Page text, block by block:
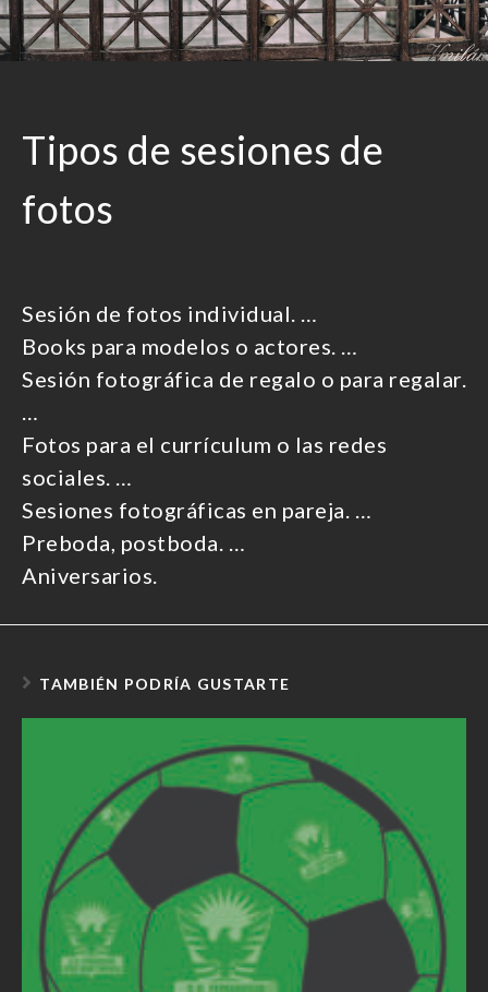
Tipos de sesiones de
fotos
Sesión de fotos individual. …
Books para modelos o actores. …
Sesión fotográfica de regalo o para regalar.
…
Fotos para el currículum o las redes
sociales. …
Sesiones fotográficas en pareja. …
Preboda, postboda. …
Aniversarios.
TAMBIÉN PODRÍA GUSTARTE